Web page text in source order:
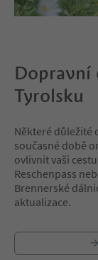
Dopravní
Tyrolsku
Některé důležité
současné době
ovlivnit vaši
Reschenpass
Brennerské
aktualizace.